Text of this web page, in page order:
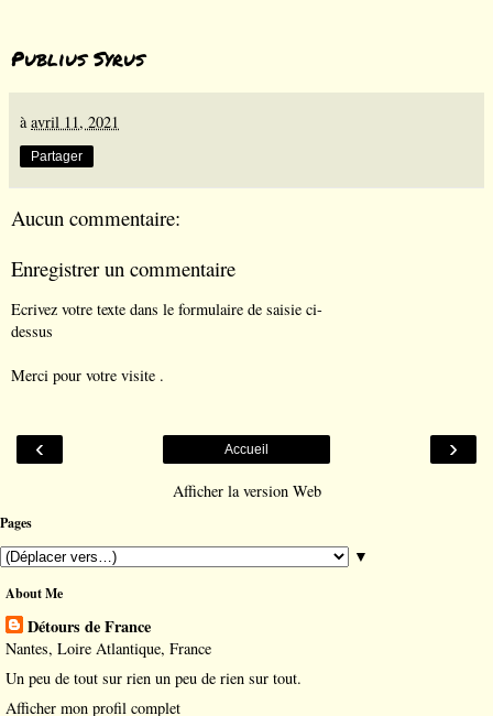
Publius Syrus
à avril 11, 2021
Partager
Aucun commentaire:
Enregistrer un commentaire
Ecrivez votre texte dans le formulaire de saisie ci-
dessus
Merci pour votre visite .
‹ ›
Accueil
Afficher la version Web
Pages
▼
About Me
Détours de France
Nantes, Loire Atlantique, France
Un peu de tout sur rien un peu de rien sur tout.
Afficher mon profil complet